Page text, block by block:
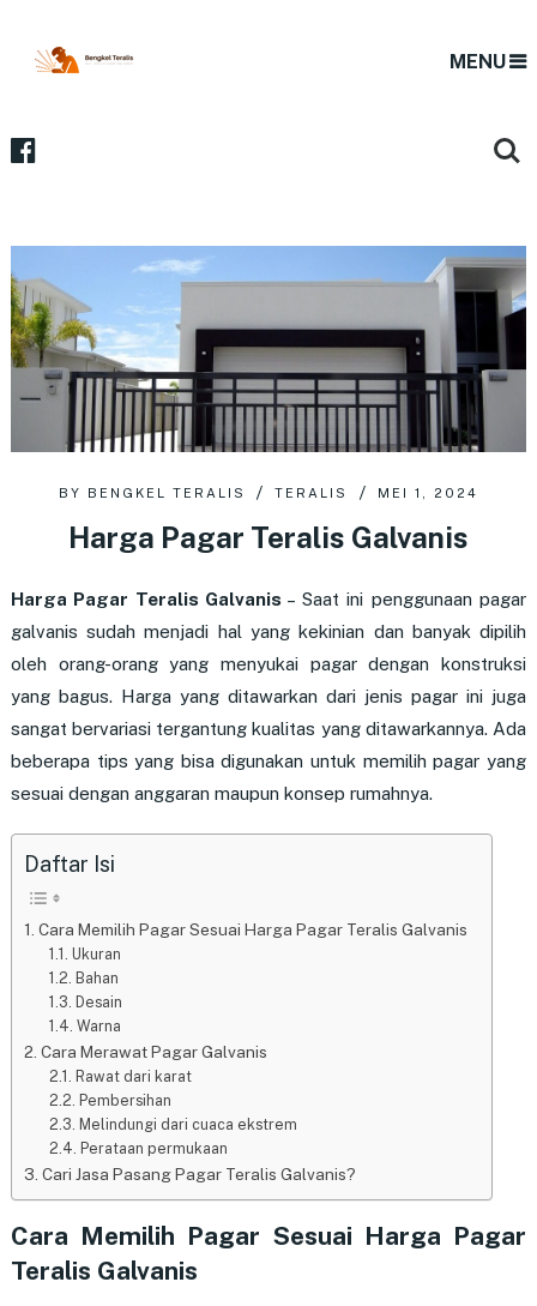
MENU
BY BENGKEL TERALIS TERALIS MEI 1, 2024
Harga Pagar Teralis Galvanis
Harga Pagar Teralis Galvanis – Saat ini penggunaan pagar
galvanis sudah menjadi hal yang kekinian dan banyak dipilih
oleh orang-orang yang menyukai pagar dengan konstruksi
yang bagus. Harga yang ditawarkan dari jenis pagar ini juga
sangat bervariasi tergantung kualitas yang ditawarkannya. Ada
beberapa tips yang bisa digunakan untuk memilih pagar yang
sesuai dengan anggaran maupun konsep rumahnya.
Daftar Isi
Cara Memilih Pagar Sesuai Harga Pagar Teralis Galvanis
Ukuran
Bahan
Desain
Warna
Cara Merawat Pagar Galvanis
Rawat dari karat
Pembersihan
Melindungi dari cuaca ekstrem
Perataan permukaan
Cari Jasa Pasang Pagar Teralis Galvanis?
Cara Memilih Pagar Sesuai Harga Pagar
Teralis Galvanis